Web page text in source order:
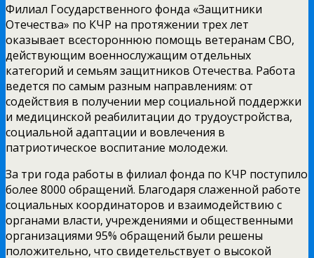
Филиал Государственного фонда «Защитники
Отечества» по КЧР на протяжении трех лет
оказывает всестороннюю помощь ветеранам СВО,
действующим военнослужащим отдельных
категорий и семьям защитников Отечества. Работа
ведется по самым разным направлениям: от
содействия в получении мер социальной поддержки
и медицинской реабилитации до трудоустройства,
социальной адаптации и вовлечения в
патриотическое воспитание молодежи.
За три года работы в филиал фонда по КЧР поступило
более 8000 обращений. Благодаря слаженной работе
социальных координаторов и взаимодействию с
органами власти, учреждениями и общественными
организациями 95% обращений были решены
положительно, что свидетельствует о высокой